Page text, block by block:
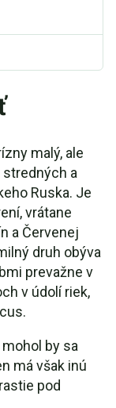
malý, ale
a
Ruska. Je
vrátane
a Červenej
druh obýva
prevažne v
v údolí riek,
by sa
má však inú
pod